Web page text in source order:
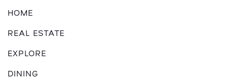
HOME
REAL ESTATE
EXPLORE
DINING